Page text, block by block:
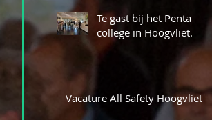
Te gast bij het Penta
college in Hoogvliet.
Vacature All Safety Hoogvliet